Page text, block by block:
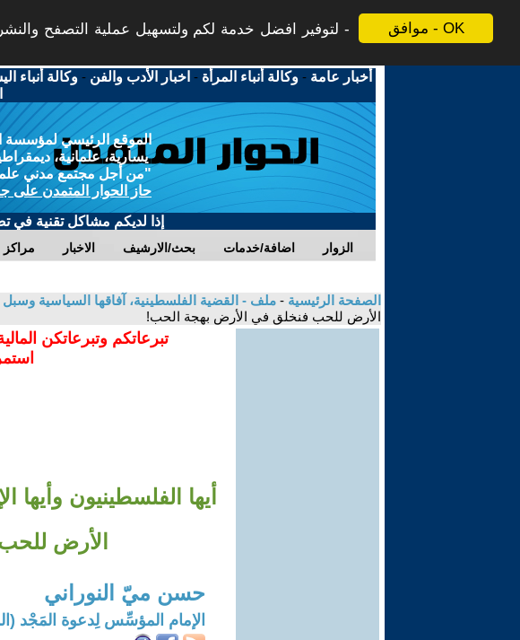
موافق - OK
لتوفير افضل خدمة لكم ولتسهيل عملية التصفح
أخبار عامة -وكالة أنباء المرأة - اخبار الأدب والفن -وكالة أنباء
الموقع الرئيسي لمؤسسة
يسارية، علمانية،
"من أجل مجتمع مدني
حاز الحوار المتمدن على
إذا لديكم مشاكل تقنية في
مراكز الاخبار بحث/الارشيف اضافة/خدمات الزوار
الصفحة الرئيسية - ملف - القضية الفلسطينية، آفاقها السياسية وسبل
الأرض للحب فنخلق في الأرض بهجة الحب!
تبرعاتكم وتبرعاتكن
أيها الفلسطينيون
الأرض
حسن ميّ النوراني
الإمام المؤسِّس لِدعوة المَجْد